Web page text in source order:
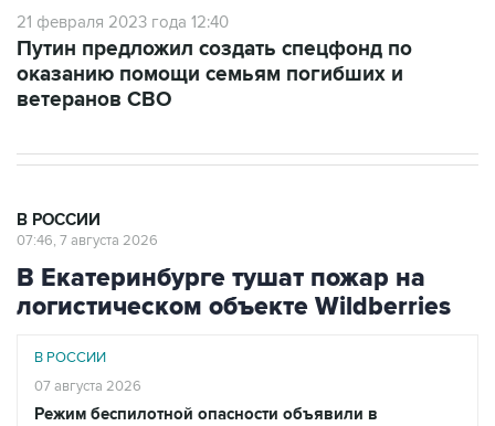
оказанию помощи семьям погибших и
ветеранов СВО
В Екатеринбурге тушат пожар на
логистическом объекте Wildberries
В РОССИИ
Режим беспилотной опасности объявили в
Свердловской области
Читать подробнее